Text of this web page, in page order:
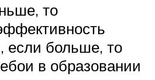
то
если больше, то
в образовании